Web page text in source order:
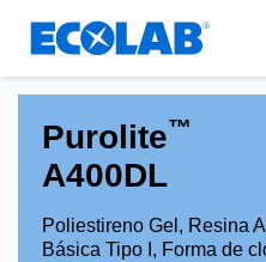
Resources
Aplicación
Nutraceuticals
Empresa
Tipo de producto
Purolite™
A400DL
Poliestireno Gel, Resina
Básica Tipo I, Forma de